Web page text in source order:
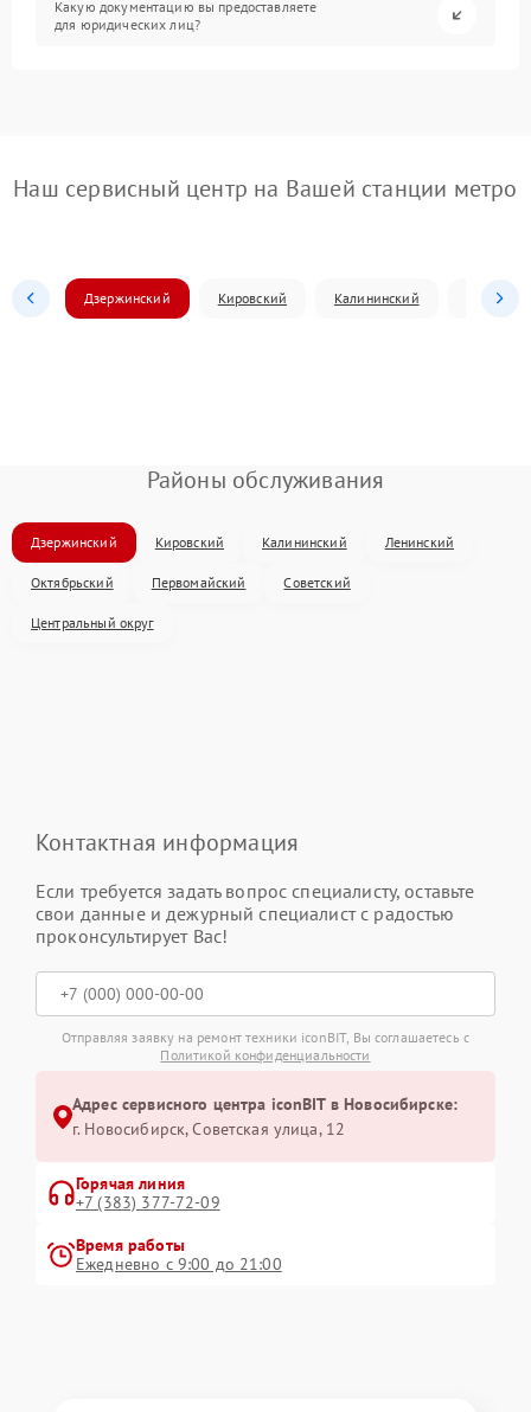
Какую документацию вы предоставляете
для юридических лиц?
Наш сервисный центр на Вашей станции метро
Дзержинский Кировский Калининский
Районы обслуживания
Дзержинский Кировский Калининский Ленинский
Октябрьский Первомайский Советский
Центральный округ
Контактная информация
Если требуется задать вопрос специалисту, оставьте
свои данные и дежурный специалист с радостью
проконсультирует Вас!
Отправляя заявку на ремонт техники iconBIT, Вы соглашаетесь с
Политикой конфиденциальности
Адрес сервисного центра iconBIT в Новосибирске:
г. Новосибирск, Советская улица, 12
Горячая линия
+7 (383) 377-72-09
Время работы
Ежедневно с 9:00 до 21:00